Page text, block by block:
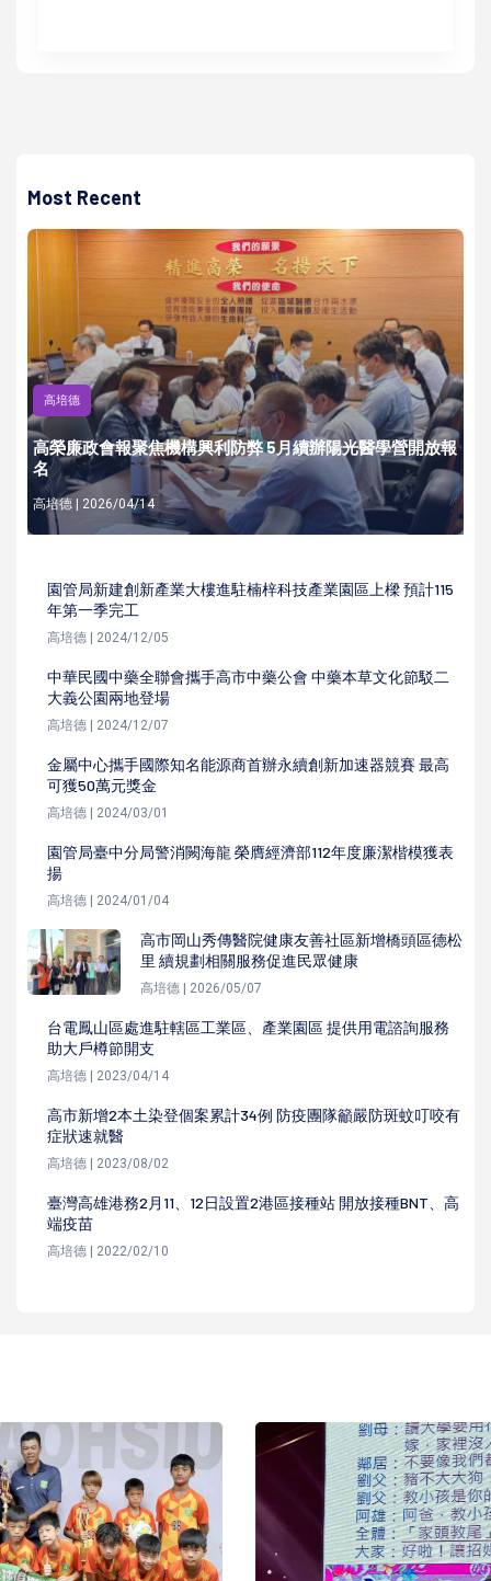
Most Recent
高培德
高榮廉政會報聚焦機構興利防弊 5月續辦陽光醫學營開放報
名
高培德 | 2026/04/14
園管局新建創新產業大樓進駐楠梓科技產業園區上樑 預計115
年第一季完工
高培德 | 2024/12/05
中華民國中藥全聯會攜手高市中藥公會 中藥本草文化節駁二
大義公園兩地登場
高培德 | 2024/12/07
金屬中心攜手國際知名能源商首辦永續創新加速器競賽 最高
可獲50萬元獎金
高培德 | 2024/03/01
園管局臺中分局警消闕海龍 榮膺經濟部112年度廉潔楷模獲表
揚
高培德 | 2024/01/04
高市岡山秀傳醫院健康友善社區新增橋頭區德松
里 續規劃相關服務促進民眾健康
高培德 | 2026/05/07
台電鳳山區處進駐轄區工業區、產業園區 提供用電諮詢服務
助大戶樽節開支
高培德 | 2023/04/14
高市新增2本土染登個案累計34例 防疫團隊籲嚴防斑蚊叮咬有
症狀速就醫
高培德 | 2023/08/02
臺灣高雄港務2月11、12日設置2港區接種站 開放接種BNT、高
端疫苗
高培德 | 2022/02/10